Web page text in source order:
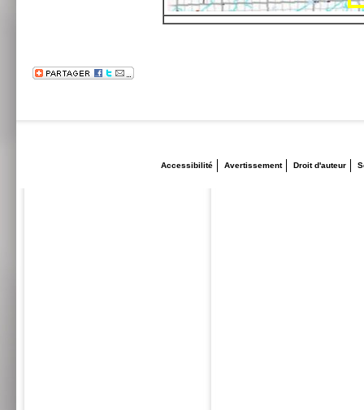
Accessibilité Avertissement Droit d'auteur